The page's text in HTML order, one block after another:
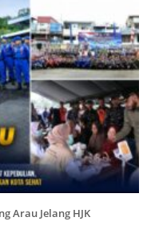
Arau Jelang HJK